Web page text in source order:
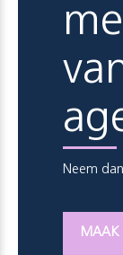
Neem
MAAK